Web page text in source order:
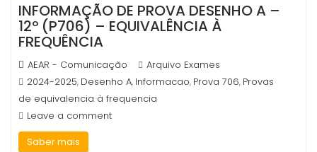
INFORMAÇÃO DE PROVA DESENHO A –
12º (P706) – EQUIVALÊNCIA À
FREQUÊNCIA
AEAR - Comunicação
Arquivo Exames
2024-2025, Desenho A, Informacao, Prova 706, Provas
de equivalencia à frequencia
Leave a comment
Saber mais